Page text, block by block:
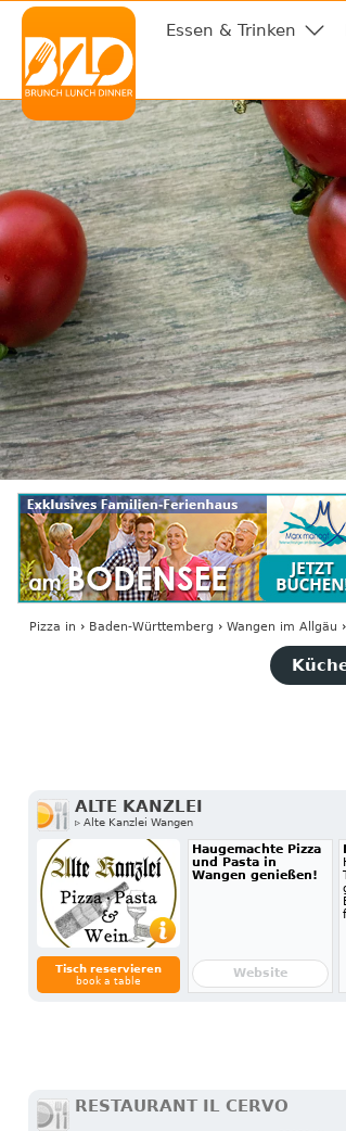
Essen & Trinken
Pizza in › Baden-Württemberg › Wangen im Allgäu ›
ALTE KANZLEI
▹ Alte Kanzlei Wangen
Tisch reservieren
book a table
Haugemachte Pizza
und Pasta in
Wangen genießen!
Website
RESTAURANT IL CERVO